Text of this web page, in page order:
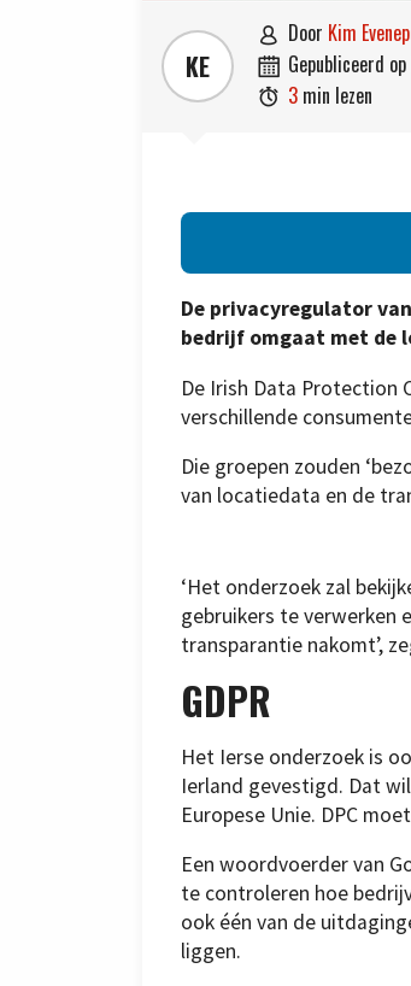
KE
 door Kim
 gepubliceerd op
 3 min lezen
De privacyregulator
bedrijf omgaat met de
De Irish Data Protection
verschillende
Die groepen zouden
van locatiedata en de
‘Het onderzoek zal
gebruikers te verwerken
transparantie nakomt’,
GDPR
Het Ierse onderzoek is
Ierland gevestigd. Dat
Europese Unie. DPC
Een woordvoerder van
te controleren hoe
ook één van de
liggen.